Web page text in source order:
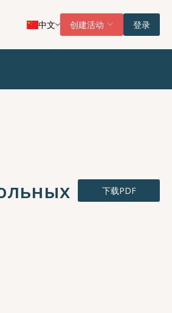
中文 创建活动 登录
下载PDF